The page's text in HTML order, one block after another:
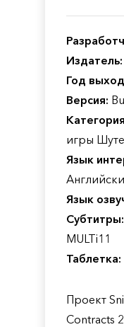
Издатель:
Год
Версия:
игры
Язык
Язык
Субтитры:
MULTi11
Таблетка:
Проект
Contracts